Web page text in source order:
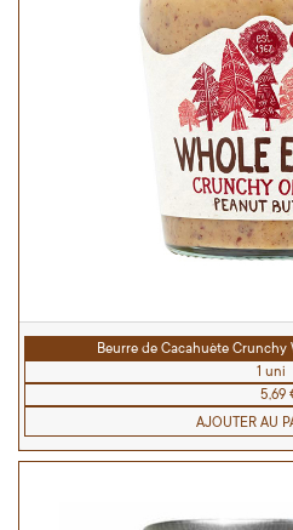
Beurre de Cacahuète Crunchy
1 uni
5,69
AJOUTER AU